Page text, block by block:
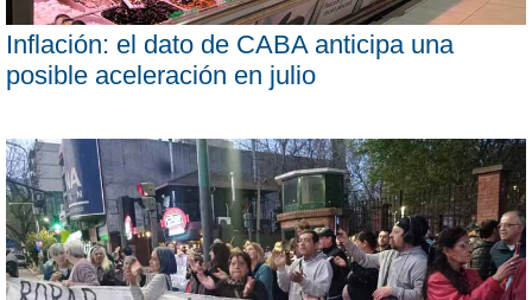
Inflación: el dato de CABA anticipa una
posible aceleración en julio